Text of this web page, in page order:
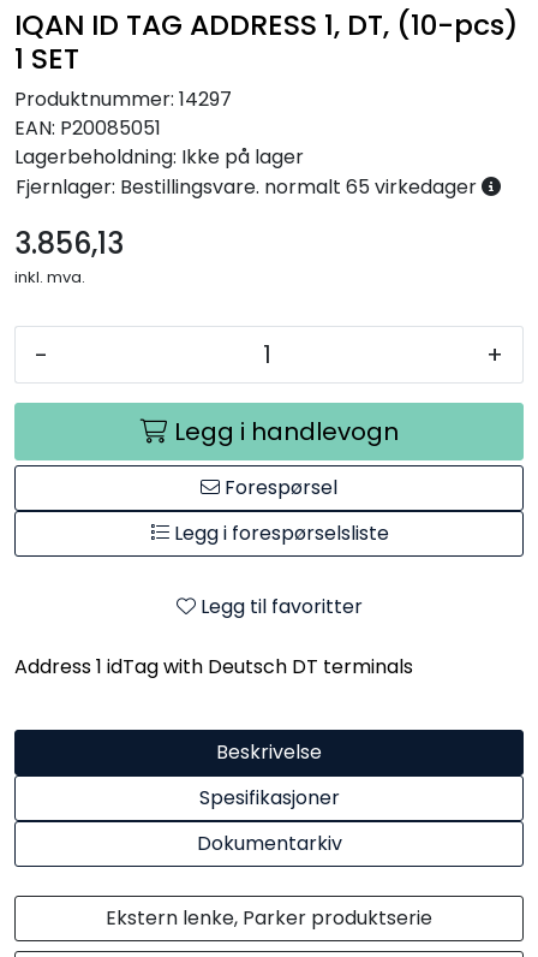
IQAN ID TAG ADDRESS 1, DT, (10-pcs)
1 SET
Produktnummer: 14297
EAN: P20085051
Lagerbeholdning: Ikke på lager
Fjernlager: Bestillingsvare. normalt 65 virkedager
3.856,13
inkl. mva.
- +
Legg i handlevogn
Forespørsel
Legg i forespørselsliste
Legg til favoritter
Address 1 idTag with Deutsch DT terminals
Beskrivelse
Spesifikasjoner
Dokumentarkiv
Ekstern lenke, Parker produktserie
Annet